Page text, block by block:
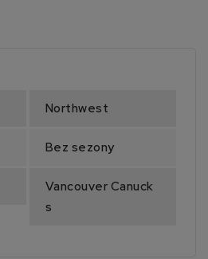
Northwest
Bez sezony
Vancouver Canuck
s